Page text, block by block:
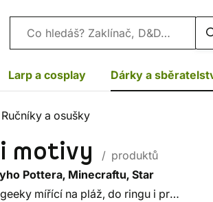
Vyhledávání
Larp a cosplay Dárky a
Ručníky a osušky
motivy
/ produktů
Pottera, Minecraftu, Star
mířící na pláž, do ringu i pro